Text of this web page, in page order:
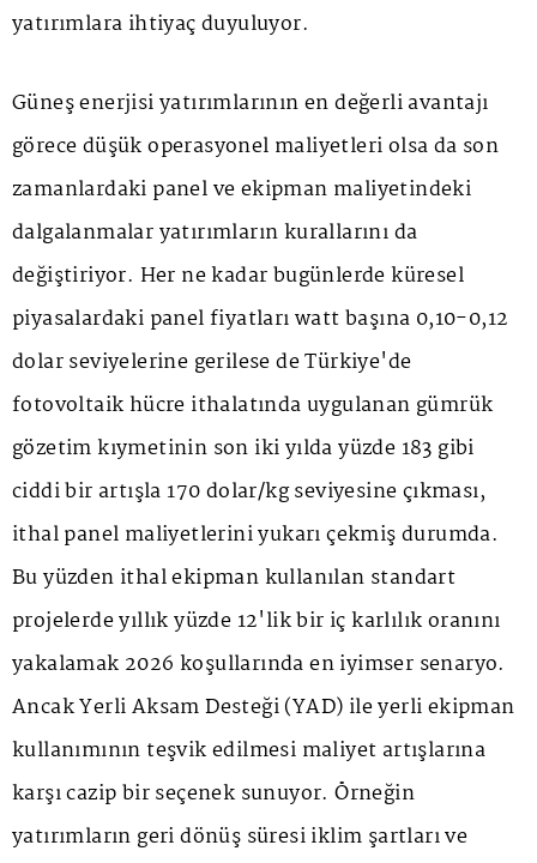
yatırımlara ihtiyaç duyuluyor.
Güneş enerjisi yatırımlarının en değerli avantajı
görece düşük operasyonel maliyetleri olsa da son
zamanlardaki panel ve ekipman maliyetindeki
dalgalanmalar yatırımların kurallarını da
değiştiriyor. Her ne kadar bugünlerde küresel
piyasalardaki panel fiyatları watt başına 0,10-0,12
dolar seviyelerine gerilese de Türkiye'de
fotovoltaik hücre ithalatında uygulanan gümrük
gözetim kıymetinin son iki yılda yüzde 183 gibi
ciddi bir artışla 170 dolar/kg seviyesine çıkması,
ithal panel maliyetlerini yukarı çekmiş durumda.
Bu yüzden ithal ekipman kullanılan standart
projelerde yıllık yüzde 12'lik bir iç karlılık oranını
yakalamak 2026 koşullarında en iyimser senaryo.
Ancak Yerli Aksam Desteği (YAD) ile yerli ekipman
kullanımının teşvik edilmesi maliyet artışlarına
karşı cazip bir seçenek sunuyor. Örneğin
yatırımların geri dönüş süresi iklim şartları ve